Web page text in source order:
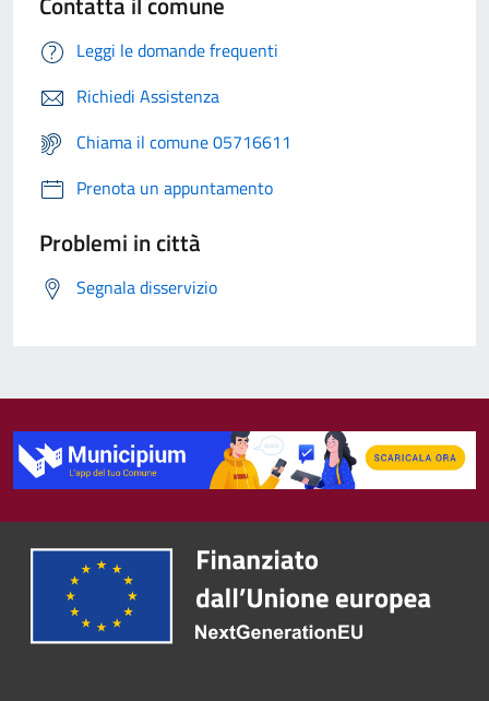
Leggi le domande frequenti
Richiedi Assistenza
Chiama il comune 05716611
Prenota un appuntamento
Problemi in città
Segnala disservizio